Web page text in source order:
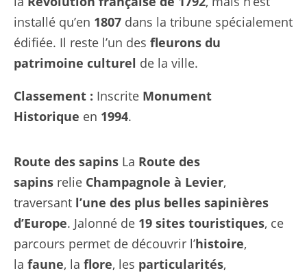
installé qu’en 1807 dans la tribune spécialement
édifiée. Il reste l’un des fleurons du
patrimoine culturel de la ville.
Classement : Inscrite Monument
Historique en 1994.
Route des sapins La Route des
sapins relie Champagnole à Levier,
traversant l’une des plus belles sapinières
d’Europe. Jalonné de 19 sites touristiques, ce
parcours permet de découvrir l’histoire,
la faune, la flore, les particularités,